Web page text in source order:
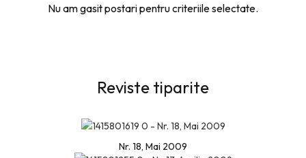
Nu am gasit postari pentru criteriile selectate.
Reviste tiparite
Nr. 18, Mai 2009